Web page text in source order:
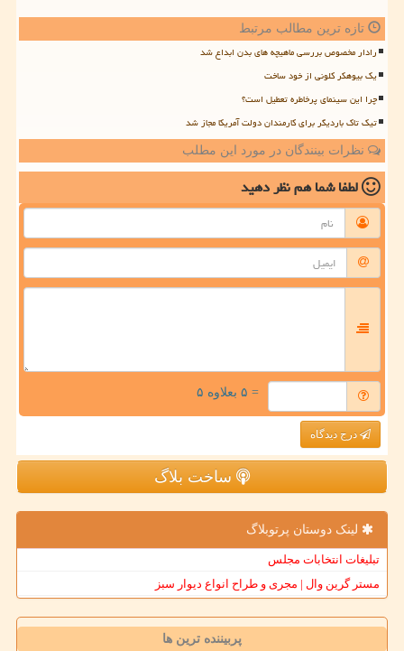
تازه ترین مطالب مرتبط
رادار مخصوص بررسی ماهیچه های بدن ابداع شد
یک بیوهکر کلونی از خود ساخت
چرا این سینمای پرخاطره تعطیل است؟
تیک تاک باردیگر برای کارمندان دولت آمریکا مجاز شد
نظرات بینندگان در مورد این مطلب
لطفا شما همنظر دهید
= ۵ بعلاوه ۵
درج دیدگاه
ساخت بلاگ
لینک دوستان پرتوبلاگ
تبلیغات انتخابات مجلس
مستر گرین وال | مجری و طراح انواع دیوار سبز
پربیننده ترین ها